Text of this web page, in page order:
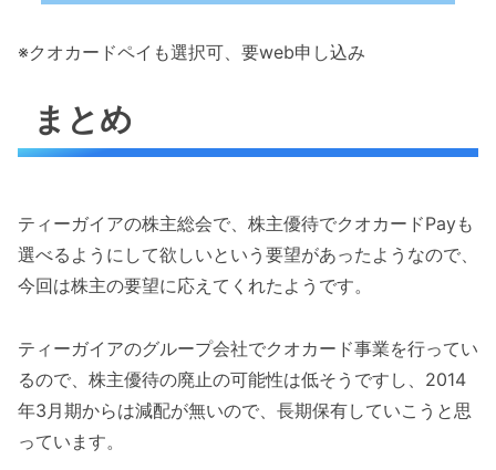
※クオカードペイも選択可、要web申し込み
まとめ
ティーガイアの株主総会で、株主優待でクオカードPayも
選べるようにして欲しいという要望があったようなので、
今回は株主の要望に応えてくれたようです。
ティーガイアのグループ会社でクオカード事業を行ってい
るので、株主優待の廃止の可能性は低そうですし、2014
年3月期からは減配が無いので、長期保有していこうと思
っています。